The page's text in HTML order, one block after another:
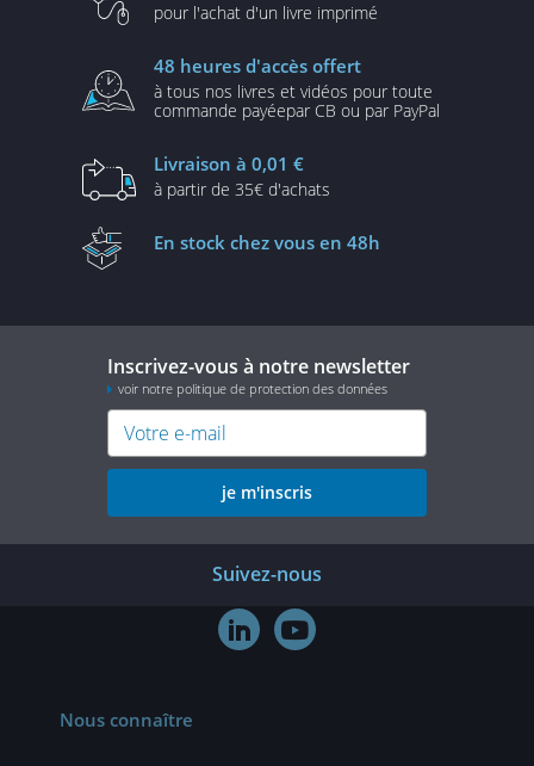
pour l'achat d'un livre imprimé
48 heures d'accès offert
à tous nos livres et vidéos pour toute
commande payéepar CB ou par PayPal
Livraison à 0,01 €
à partir de 35€ d'achats
En stock chez vous en 48h
Inscrivez-vous à notre newsletter
voir notre politique de protection des données
je m'inscris
Suivez-nous
 
Nous connaître